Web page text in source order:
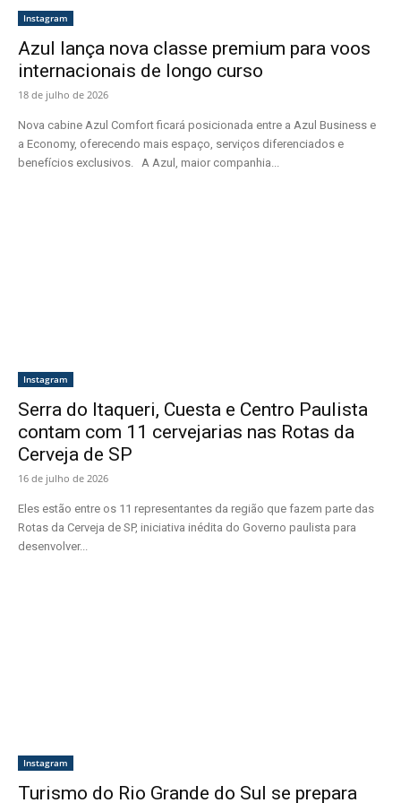
Instagram
Azul lança nova classe premium para voos
internacionais de longo curso
18 de julho de 2026
Nova cabine Azul Comfort ficará posicionada entre a Azul Business e
a Economy, oferecendo mais espaço, serviços diferenciados e
benefícios exclusivos. A Azul, maior companhia...
Instagram
Serra do Itaqueri, Cuesta e Centro Paulista
contam com 11 cervejarias nas Rotas da
Cerveja de SP
16 de julho de 2026
Eles estão entre os 11 representantes da região que fazem parte das
Rotas da Cerveja de SP, iniciativa inédita do Governo paulista para
desenvolver...
Instagram
Turismo do Rio Grande do Sul se prepara